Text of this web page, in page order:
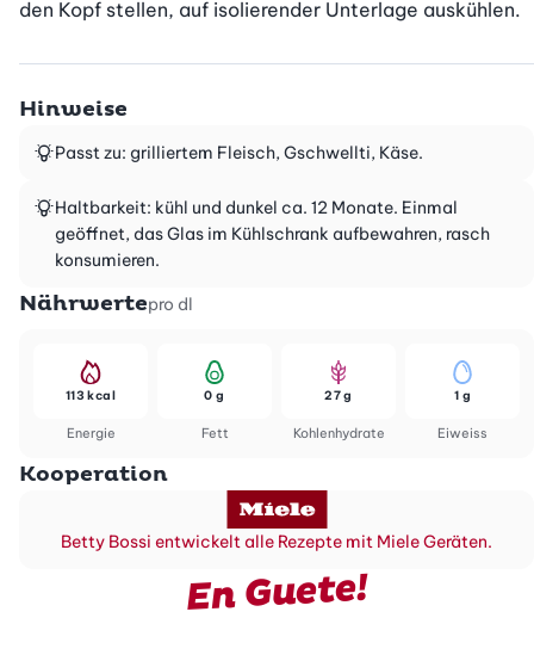
den Kopf stellen, auf isolierender Unterlage auskühlen.
Hinweise
Passt zu: grilliertem Fleisch, Gschwellti, Käse.
Haltbarkeit: kühl und dunkel ca. 12 Monate. Einmal
geöffnet, das Glas im Kühlschrank aufbewahren, rasch
konsumieren.
Nährwertepro dl
Energie
113 kcal
Fett
0 g
Kohlenhydrate
27 g
Eiweiss
1 g
Kooperation
Betty Bossi entwickelt alle Rezepte mit Miele Geräten.
En Guete!